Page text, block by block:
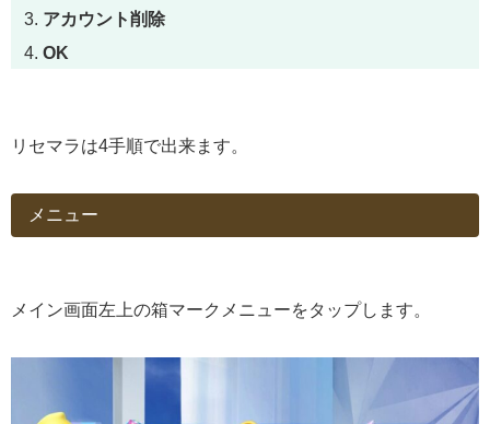
アカウント削除
OK
リセマラは4手順で出来ます。
メニュー
メイン画面左上の箱マークメニューをタップします。